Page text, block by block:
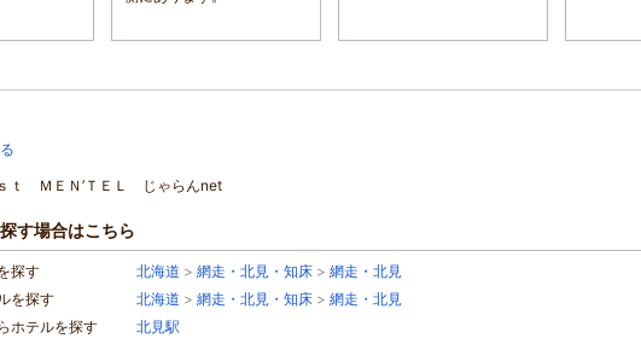
ｔ ＭＥＮ’ＴＥＬ じゃらんnet
す場合はこちら
探す 北海道 > 網走・北見・知床 > 網走・北見
を探す
北海道 > 網走・北見・知床 > 網走・北見
ホテルを探す
北見駅